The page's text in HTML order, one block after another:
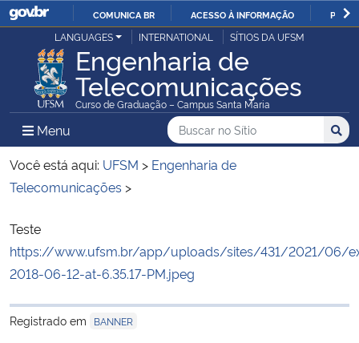
IR
PARA
O
CONTEÚDO
COMUNICA BR ACESSO À INFORMAÇÃO
Ministério da Justiça e Segurança Pública
Ministério da Defesa
Ministério das Relações Exteriores
Ministério da Infraestrutura
Ministério da Educação
LANGUAGES INTERNATIONAL SÍTIOS DA UFSM
Engenharia de
Telecomunicações
Curso de Graduação – Campus Santa Maria
Menu Menu Principal do Sítio
Busca
Buscar no no Sítio
Busca:
Você está aqui: UFSM > Engenharia de
Telecomunicações >
Início do conteúdo
Teste
https://www.ufsm.br/app/uploads/sites/431/2021/06/
2018-06-12-at-6.35.17-PM.jpeg
Registrado em BANNER